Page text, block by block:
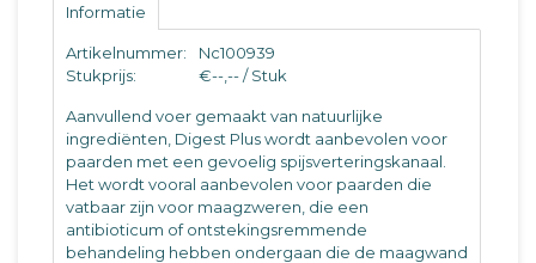
Informatie
Artikelnummer:
Nc100939
Stukprijs:
€--,-- / Stuk
Aanvullend voer gemaakt van natuurlijke
ingrediënten, Digest Plus wordt aanbevolen voor
paarden met een gevoelig spijsverteringskanaal.
Het wordt vooral aanbevolen voor paarden die
vatbaar zijn voor maagzweren, die een
antibioticum of ontstekingsremmende
behandeling hebben ondergaan die de maagwand